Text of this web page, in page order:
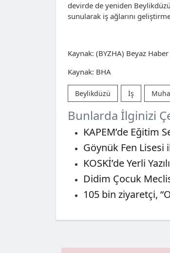
devirde de yeniden
sunularak iş ağlarını
Kaynak: (BYZHA) Beyaz Haber
Kaynak: BHA
Beylikdüzü İş
Bunlarda İlginizi
KAPEM’de Eğitim
Göynük Fen Lisesi
KOSKİ’de Yerli
Didim Çocuk
105 bin ziyaretçi,